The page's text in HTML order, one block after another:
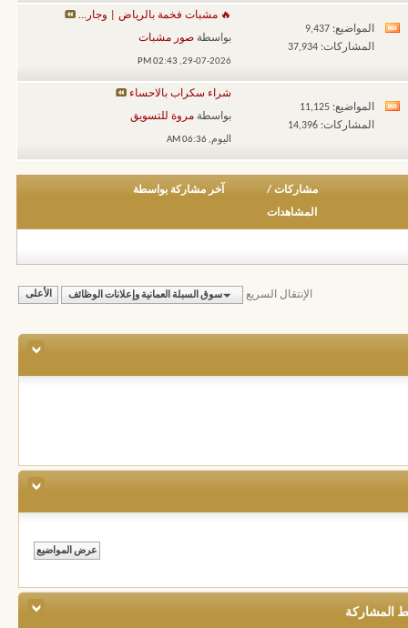
المنتدى
مشاهدة
هذا
المنتدى
المواضيع: 9,437
المشاركات: 37,934
🔥 مشبات فخمة بالرياض | وجار...
بواسطة صور مشبات
29-07-2026,
02:43 PM
مشاهدة
هذا
المواضيع: 11,125
المشاركات: 14,396
شراء سكراب بالاحساء
بواسطة مروة للتسويق
اليوم, 06:36 AM
مشاركات /
المشاهدات
آخر مشاركة بواسطة
الإنتقال السريع سوق السبلة العمانية وإعلانات الوظائف الأعلى
المشاركة